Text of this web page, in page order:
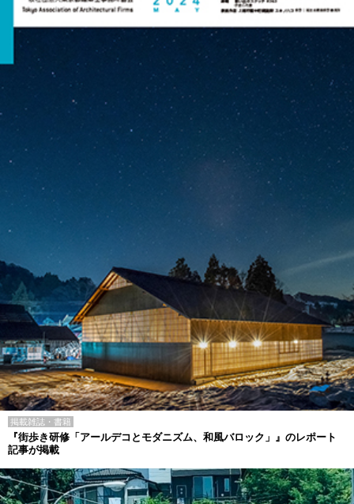
掲載雑誌・書籍
『街歩き研修「アールデコとモダニズム、和風バロック」』のレポート
記事が掲載